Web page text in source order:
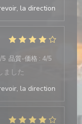
la direction
/5 品質-価格 : 4/5
ました
la direction